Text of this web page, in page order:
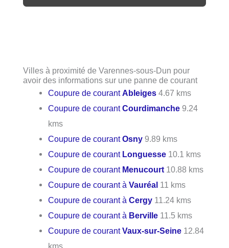
Villes à proximité de Varennes-sous-Dun pour
avoir des informations sur une panne de courant
Coupure de courantAbleiges 4.67 kms
Coupure de courantCourdimanche 9.24
kms
Coupure de courantOsny 9.89 kms
Coupure de courant Longuesse 10.1 kms
Coupure de courant Menucourt 10.88 kms
Coupure de courant àVauréal 11 kms
Coupure de courant àCergy 11.24 kms
Coupure de courant à Berville 11.5 kms
Coupure de courantVaux-sur-Seine 12.84
kms